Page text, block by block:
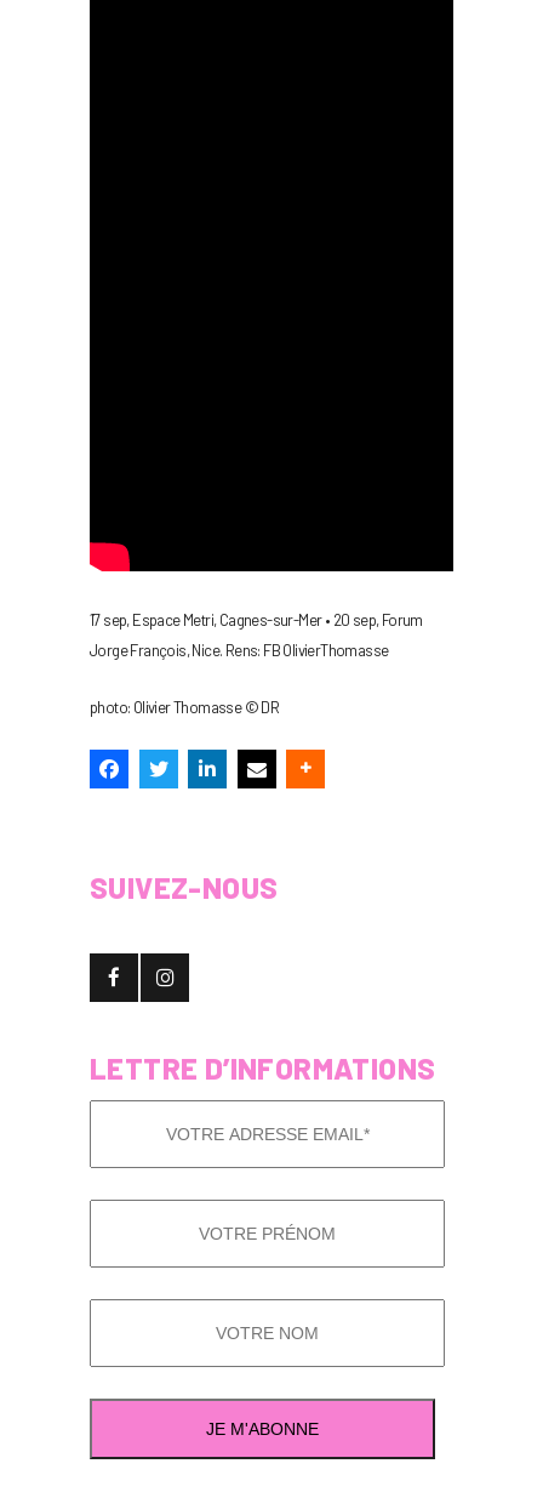
17 sep, Espace Metri, Cagnes-sur-Mer • 20 sep, Forum
Jorge François, Nice. Rens: FB OlivierThomasse
photo: Olivier Thomasse © DR
SUIVEZ-NOUS
LETTRE D’INFORMATIONS